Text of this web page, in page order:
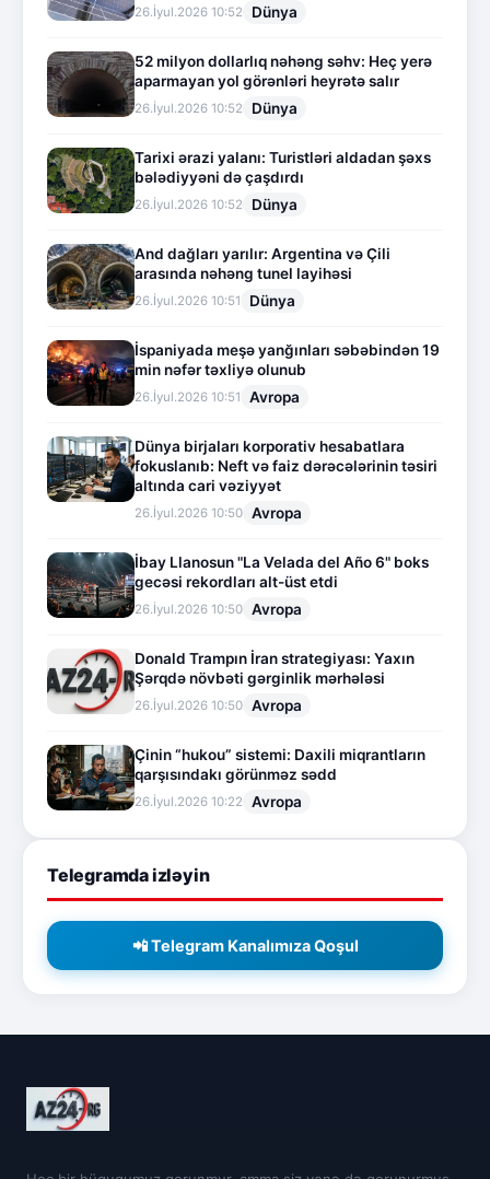
26.İyul.2026 10:52 Dünya
52 milyon dollarlıq nəhəng səhv: Heç yerə
aparmayan yol görənləri heyrətə salır
26.İyul.2026 10:52 Dünya
Tarixi ərazi yalanı: Turistləri aldadan şəxs
bələdiyyəni də çaşdırdı
26.İyul.2026 10:52 Dünya
And dağları yarılır: Argentina və Çili
arasında nəhəng tunel layihəsi
26.İyul.2026 10:51 Dünya
İspaniyada meşə yanğınları səbəbindən 19
min nəfər təxliyə olunub
26.İyul.2026 10:51 Avropa
Dünya birjaları korporativ hesabatlara
fokuslanıb: Neft və faiz dərəcələrinin təsiri
altında cari vəziyyət
26.İyul.2026 10:50 Avropa
İbay Llanosun "La Velada del Año 6" boks
gecəsi rekordları alt-üst etdi
26.İyul.2026 10:50 Avropa
Donald Trampın İran strategiyası: Yaxın
Şərqdə növbəti gərginlik mərhələsi
26.İyul.2026 10:50 Avropa
Çinin “hukou” sistemi: Daxili miqrantların
qarşısındakı görünməz sədd
26.İyul.2026 10:22 Avropa
Telegramda izləyin
📲 Telegram Kanalımıza Qoşul